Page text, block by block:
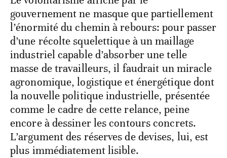
gouvernement ne masque que partiellement
l’énormité du chemin à rebours: pour passer
d’une récolte squelettique à un maillage
industriel capable d’absorber une telle
masse de travailleurs, il faudrait un miracle
agronomique, logistique et énergétique dont
la nouvelle politique industrielle, présentée
comme le cadre de cette relance, peine
encore à dessiner les contours concrets.
L’argument des réserves de devises, lui, est
plus immédiatement lisible.